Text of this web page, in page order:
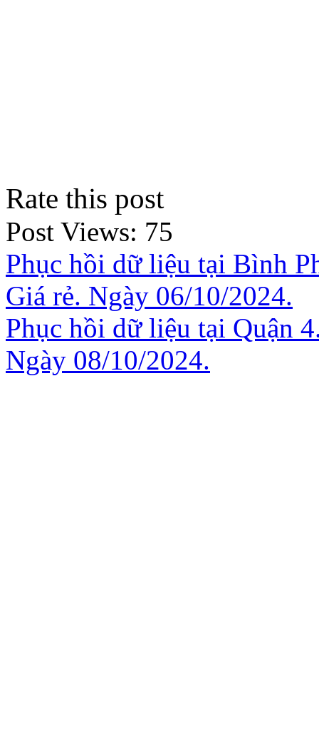
Rate this post
Post Views: 75
Phục hồi dữ liệu tại Bình
Giá rẻ. Ngày 06/10/2024.
Phục hồi dữ liệu tại Quận
Ngày 08/10/2024.